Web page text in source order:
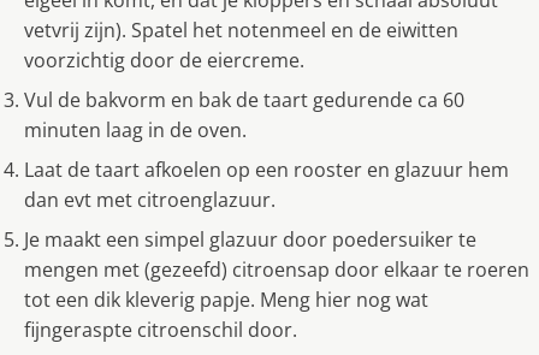
vetvrij zijn). Spatel het notenmeel en de eiwitten
voorzichtig door de eiercreme.
Vul de bakvorm en bak de taart gedurende ca 60
minuten laag in de oven.
Laat de taart afkoelen op een rooster en glazuur hem
dan evt met citroenglazuur.
Je maakt een simpel glazuur door poedersuiker te
mengen met (gezeefd) citroensap door elkaar te roeren
tot een dik kleverig papje. Meng hier nog wat
fijngeraspte citroenschil door.